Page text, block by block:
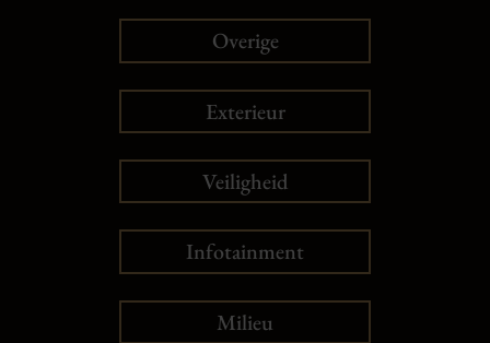
Overige
Exterieur
Veiligheid
Infotainment
Milieu